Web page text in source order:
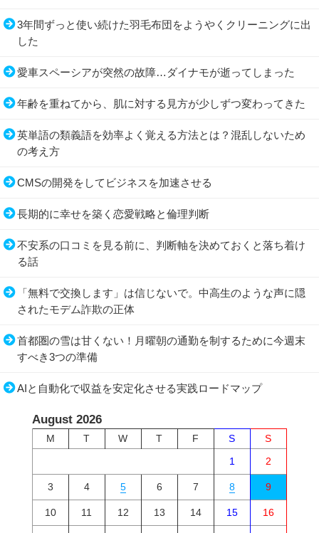
3年間ずっと使い続けた羽毛布団をようやくクリーニングに出
した
愛車スペーシアが突然の故障…ダイナモが逝ってしまった
年齢を重ねてから、肌に対する見方が少しずつ変わってきた
英単語の類義語を効率よく覚える方法とは？混乱しないため
の考え方
CMSの開発をしてビジネスを加速させる
長期的に幸せを築く恋愛戦略と倫理判断
不安系の口コミを見る前に、判断軸を決めておくと落ち着け
る話
「無料で交換します」は信じないで。中高生のような声に隠
されたモデム詐欺の正体
首都圏の雪は甘くない！月曜朝の通勤を制するために今週末
すべき3つの準備
AIと自動化で収益を安定化させる実践ロードマップ
August 2026
M T W T F S
S
1
2
3 4 5 6 7 8 9
10 11 12 13 14 15 16